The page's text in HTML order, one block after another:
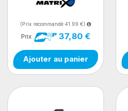
(Prix recommandé 41.99 €)
Prix 37,80 €
Ajouter au panier